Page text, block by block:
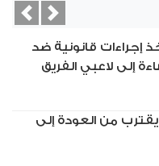
إجراءات قانونية ضد
إلى لاعبي الفريق
من العودة إلى
Next